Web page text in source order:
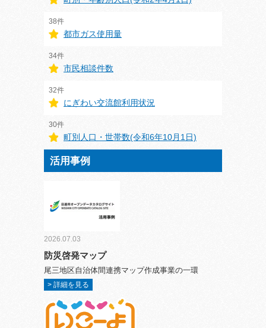
38件
都市ガス使用量
34件
市民相談件数
32件
にぎわい交流館利用状況
30件
町別人口・世帯数(令和6年10月1日)
活用事例
2026.07.03
防災啓発マップ
尾三地区自治体間連携マップ作成事業の一環
> 詳細を見る